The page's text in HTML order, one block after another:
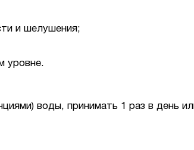
и шелушения;
уровне.
воды, принимать 1 раз в день